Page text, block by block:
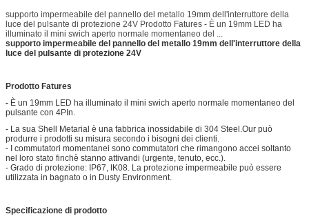
supporto impermeabile del pannello del metallo 19mm dell'interruttore della
luce del pulsante di protezione 24V Prodotto Fatures - È un 19mm LED ha
illuminato il mini swich aperto normale momentaneo del ...
supporto impermeabile del pannello del metallo 19mm dell'interruttore della
luce del pulsante di protezione 24V
Prodotto Fatures
- È un 19mm LED ha illuminato il mini swich aperto normale momentaneo del
pulsante con 4PIn.
- La sua Shell Metarial è una fabbrica inossidabile di 304 Steel.Our può
produrre i prodotti su misura secondo i bisogni dei clienti.
- I commutatori momentanei sono commutatori che rimangono accei soltanto
nel loro stato finchè stanno attivandi (urgente, tenuto, ecc.).
- Grado di protezione: IP67, IK08. La protezione impermeabile può essere
utilizzata in bagnato o in Dusty Environment.
Specificazione di prodotto